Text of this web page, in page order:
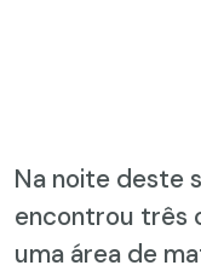
Na noite deste
encontrou três
uma área de